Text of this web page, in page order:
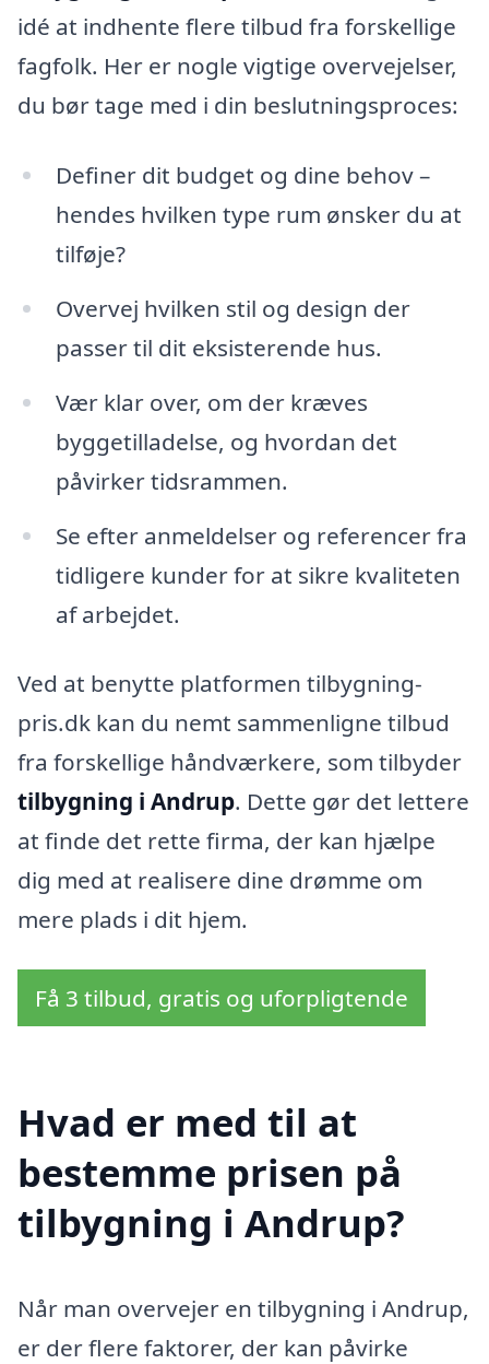
idé at indhente flere tilbud fra forskellige
fagfolk. Her er nogle vigtige overvejelser,
du bør tage med i din beslutningsproces:
Definer dit budget og dine behov –
hendes hvilken type rum ønsker du at
tilføje?
Overvej hvilken stil og design der
passer til dit eksisterende hus.
Vær klar over, om der kræves
byggetilladelse, og hvordan det
påvirker tidsrammen.
Se efter anmeldelser og referencer fra
tidligere kunder for at sikre kvaliteten
af arbejdet.
Ved at benytte platformen tilbygning-
pris.dk kan du nemt sammenligne tilbud
fra forskellige håndværkere, som tilbyder
tilbygning i Andrup. Dette gør det lettere
at finde det rette firma, der kan hjælpe
dig med at realisere dine drømme om
mere plads i dit hjem.
Få 3 tilbud, gratis og uforpligtende
Hvad er med til at
bestemme prisen på
tilbygning i Andrup?
Når man overvejer en tilbygning i Andrup,
er der flere faktorer, der kan påvirke